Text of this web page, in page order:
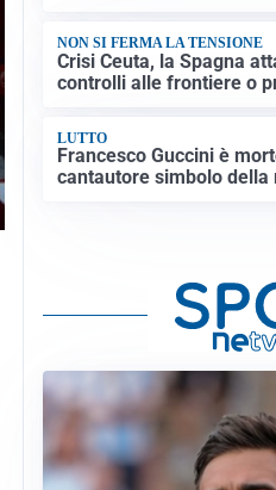
NON SI FERMA LA TENSIONE
Crisi Ceuta, la Spagna
controlli alle frontiere o
LUTTO
Francesco Guccini è
cantautore simbolo della